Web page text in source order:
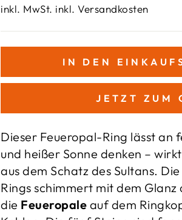
Preis
inkl. MwSt. inkl. Versandkosten
IN DEN
JETZT ZUM
Dieser Feueropal-Ring lässt an
und heißer Sonne denken –
aus dem Schatz des Sultans. Die
Rings schimmert mit dem
die Feueropale auf dem